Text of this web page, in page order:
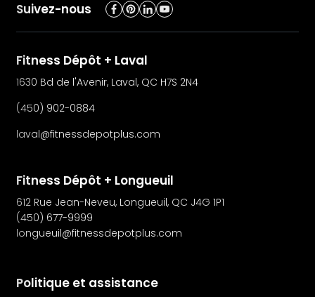
Suivez-nous
Fitness Dépôt + Laval
1630 Bd de l'Avenir, Laval, QC H7S 2N4
(450) 902-0884
laval@fitnessdepotplus.com
Fitness Dépôt + Longueuil
612 Rue Jean-Neveu, Longueuil, QC J4G 1P1
(450) 677-9999
longueuil@fitnessdepotplus.com
Politique et assistance